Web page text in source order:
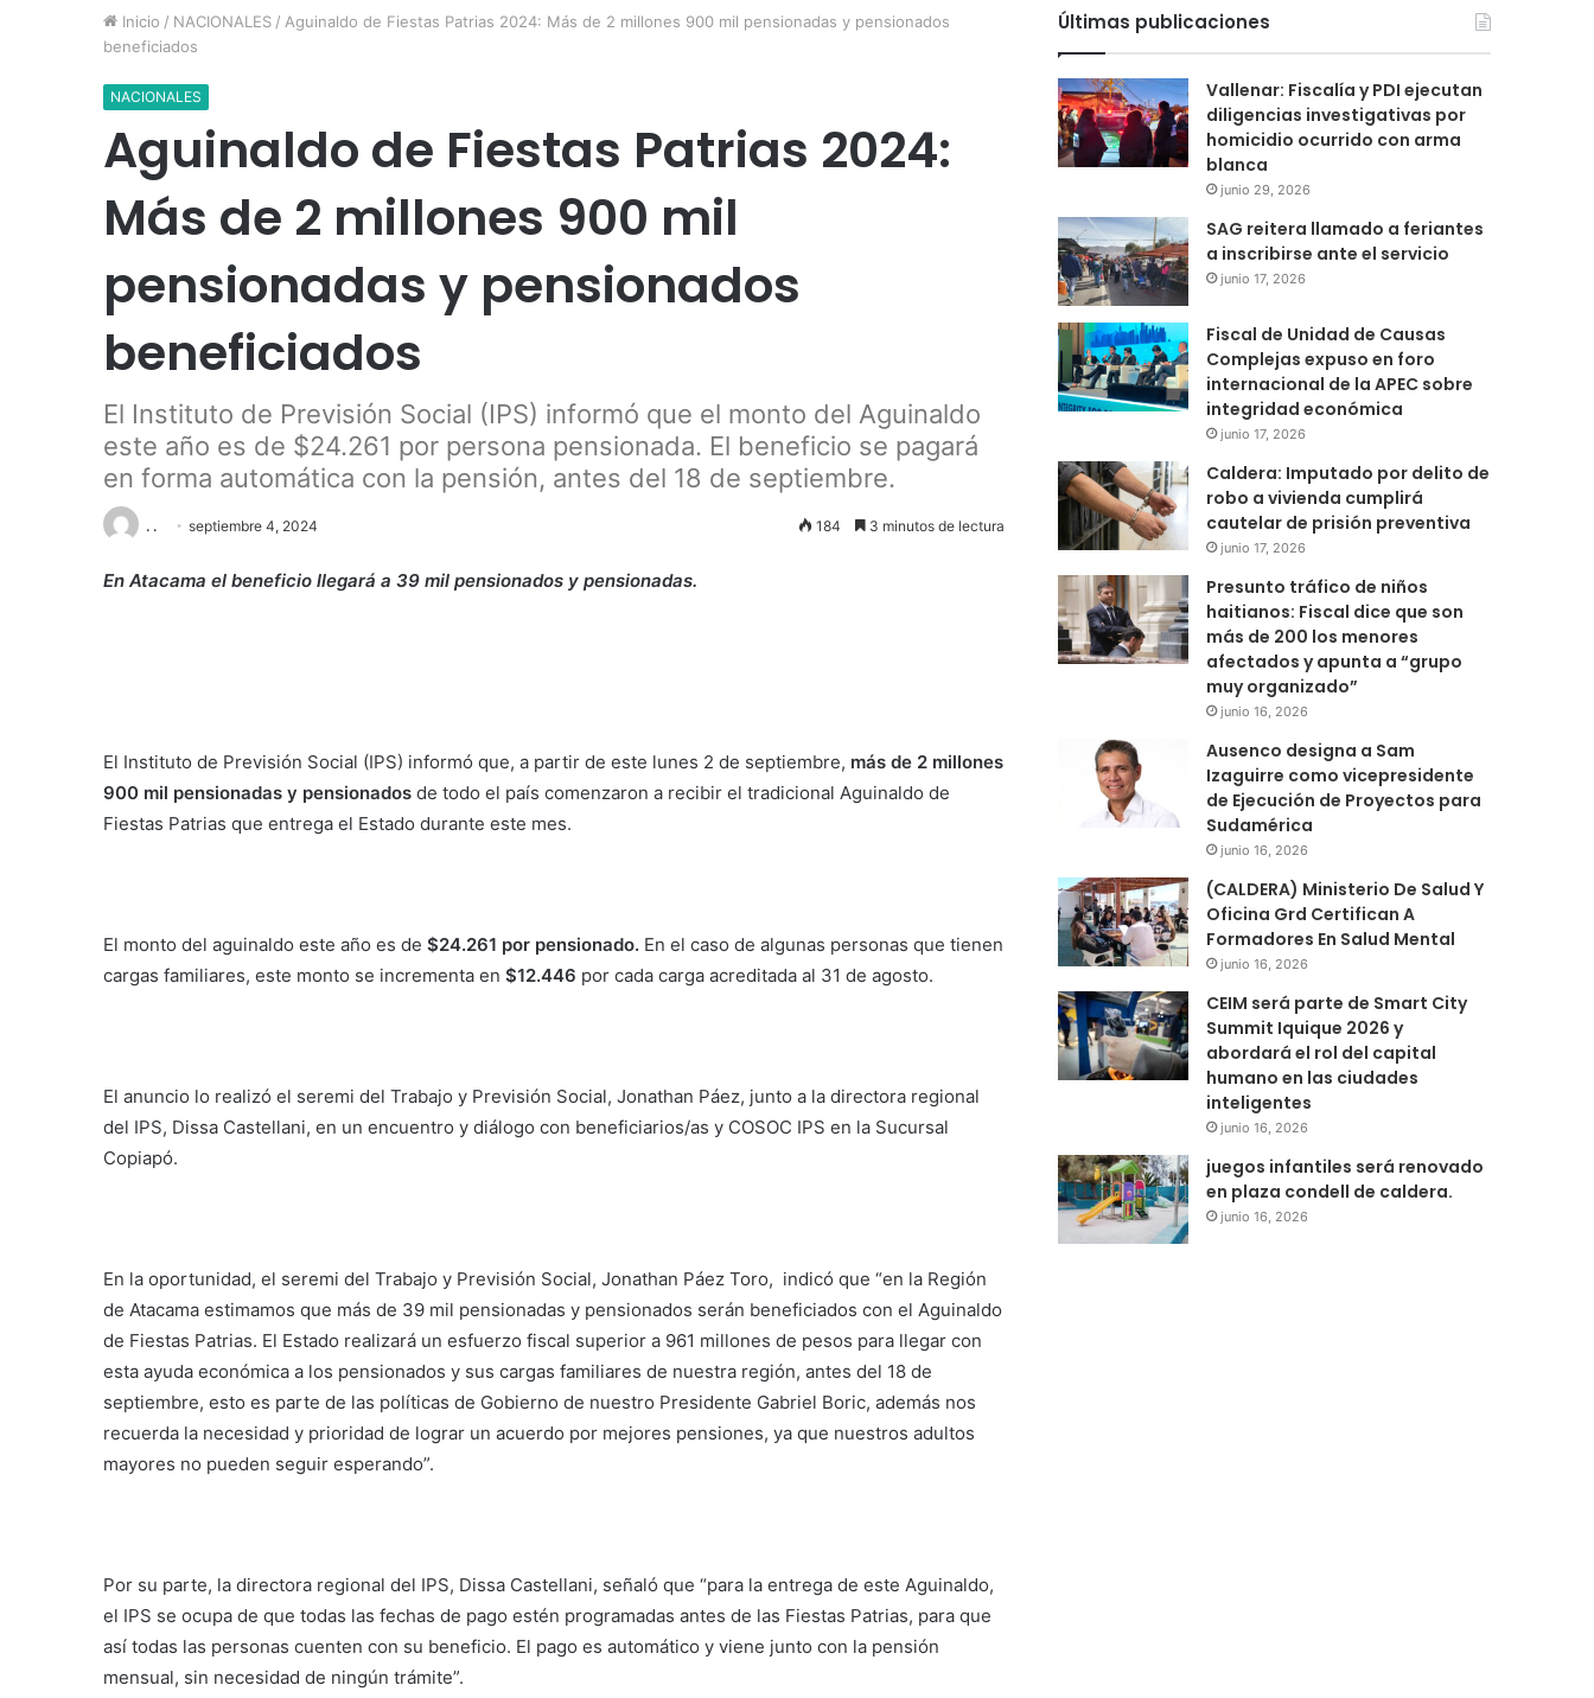
Inicio / NACIONALES / Aguinaldo de Fiestas Patrias 2024: Más de 2 millones 900 mil pensionadas y pensionados
beneficiados
NACIONALES
Aguinaldo de Fiestas Patrias 2024:
Más de 2 millones 900 mil
pensionadas y pensionados
beneficiados
El Instituto de Previsión Social (IPS) informó que el monto del Aguinaldo
este año es de $24.261 por persona pensionada. El beneficio se pagará
en forma automática con la pensión, antes del 18 de septiembre.
. . septiembre 4, 2024 184 3 minutos de lectura
En Atacama el beneficio llegará a 39 mil pensionados y pensionadas.
El Instituto de Previsión Social (IPS) informó que, a partir de este lunes 2 de septiembre, más de 2 millones
900 mil pensionadas y pensionados de todo el país comenzaron a recibir el tradicional Aguinaldo de
Fiestas Patrias que entrega el Estado durante este mes.
El monto del aguinaldo este año es de $24.261 por pensionado. En el caso de algunas personas que tienen
cargas familiares, este monto se incrementa en $12.446 por cada carga acreditada al 31 de agosto.
El anuncio lo realizó el seremi del Trabajo y Previsión Social, Jonathan Páez, junto a la directora regional
del IPS, Dissa Castellani, en un encuentro y diálogo con beneficiarios/as y COSOC IPS en la Sucursal
Copiapó.
En la oportunidad, el seremi del Trabajo y Previsión Social, Jonathan Páez Toro, indicó que “en la Región
de Atacama estimamos que más de 39 mil pensionadas y pensionados serán beneficiados con el Aguinaldo
de Fiestas Patrias. El Estado realizará un esfuerzo fiscal superior a 961 millones de pesos para llegar con
esta ayuda económica a los pensionados y sus cargas familiares de nuestra región, antes del 18 de
septiembre, esto es parte de las políticas de Gobierno de nuestro Presidente Gabriel Boric, además nos
recuerda la necesidad y prioridad de lograr un acuerdo por mejores pensiones, ya que nuestros adultos
mayores no pueden seguir esperando”.
Por su parte, la directora regional del IPS, Dissa Castellani, señaló que “para la entrega de este Aguinaldo,
el IPS se ocupa de que todas las fechas de pago estén programadas antes de las Fiestas Patrias, para que
así todas las personas cuenten con su beneficio. El pago es automático y viene junto con la pensión
mensual, sin necesidad de ningún trámite”.
Últimas publicaciones
Vallenar: Fiscalía y PDI ejecutan
diligencias investigativas por
homicidio ocurrido con arma
blanca
junio 29, 2026
SAG reitera llamado a feriantes
a inscribirse ante el servicio
junio 17, 2026
Fiscal de Unidad de Causas
Complejas expuso en foro
internacional de la APEC sobre
integridad económica
junio 17, 2026
Caldera: Imputado por delito de
robo a vivienda cumplirá
cautelar de prisión preventiva
junio 17, 2026
Presunto tráfico de niños
haitianos: Fiscal dice que son
más de 200 los menores
afectados y apunta a “grupo
muy organizado”
junio 16, 2026
Ausenco designa a Sam
Izaguirre como vicepresidente
de Ejecución de Proyectos para
Sudamérica
junio 16, 2026
(CALDERA) Ministerio De Salud Y
Oficina Grd Certifican A
Formadores En Salud Mental
junio 16, 2026
CEIM será parte de Smart City
Summit Iquique 2026 y
abordará el rol del capital
humano en las ciudades
inteligentes
junio 16, 2026
juegos infantiles será renovado
en plaza condell de caldera.
junio 16, 2026